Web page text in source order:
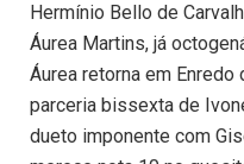
Hermínio Bello de
Áurea Martins, já
Áurea retorna em
parceria bissexta de
dueto imponente com